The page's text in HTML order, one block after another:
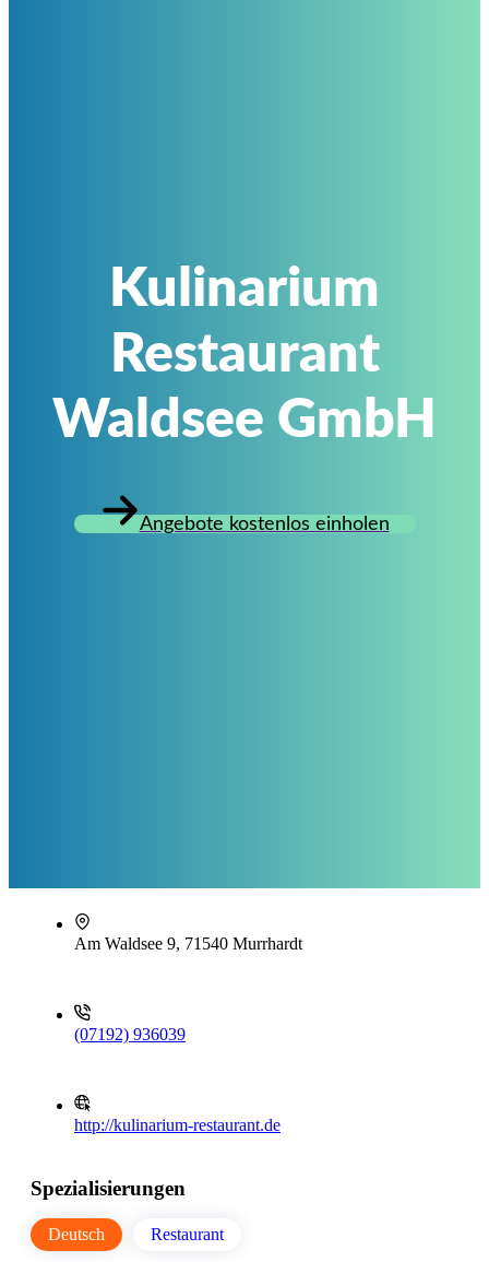
Kulinarium
Restaurant
Waldsee GmbH
Angebote kostenlos einholen
Am Waldsee 9, 71540 Murrhardt
(07192) 936039
http://kulinarium-restaurant.de
Spezialisierungen
Deutsch Restaurant